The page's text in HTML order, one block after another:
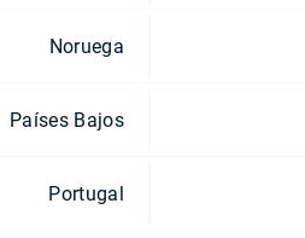
Noruega
Países Bajos
Portugal